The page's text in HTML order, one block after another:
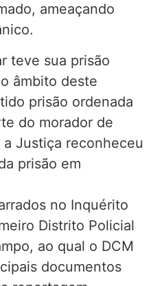
ameaçando
teve sua prisão
âmbito deste
prisão ordenada
do morador de
Justiça reconheceu
prisão em
no Inquérito
Distrito Policial
ao qual o DCM
documentos